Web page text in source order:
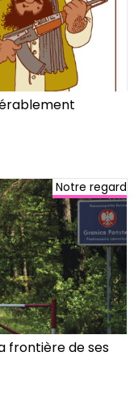
Notre regard
frontière de ses